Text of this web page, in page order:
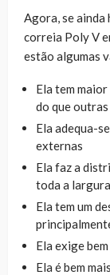
Agora, se ainda
correia Poly V
estão algumas
Ela tem
do que
Ela adequa-
externas
Ela faz a
toda a
Ela tem um
Ela exige
Ela é bem